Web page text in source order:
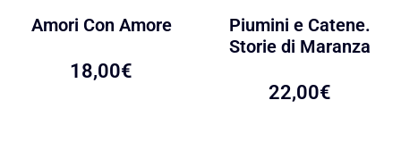
Amori Con Amore
18,00€
Piumini e Catene.
Storie di Maranza
22,00€